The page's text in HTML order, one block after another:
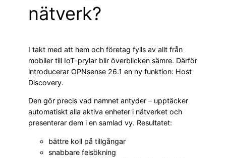
nätverk?
I takt med att hem och företag fylls av allt från
mobiler till IoT-prylar blir överblicken sämre. Därför
introducerar OPNsense 26.1 en ny funktion: Host
Discovery.
Den gör precis vad namnet antyder – upptäcker
automatiskt alla aktiva enheter i nätverket och
presenterar dem i en samlad vy. Resultatet:
bättre koll på tillgångar
snabbare felsökning